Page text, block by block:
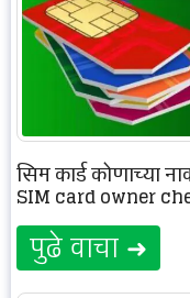
सिम कार्ड कोणाच्या
SIM card owner
पुढे वाचा ➜